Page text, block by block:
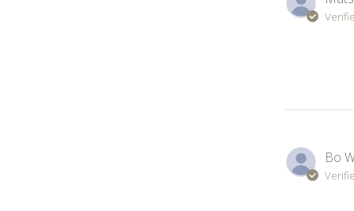
Bo